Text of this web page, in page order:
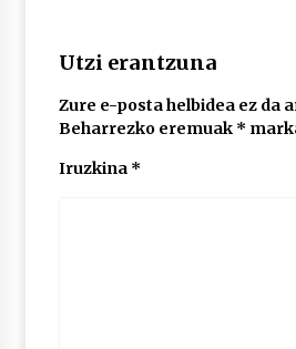
Utzi erantzuna
Zure e-posta helbidea ez da
Beharrezko eremuak *
Iruzkina *